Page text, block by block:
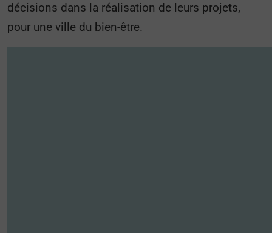
décisions dans la réalisation de leurs projets,
pour une ville du bien-être.